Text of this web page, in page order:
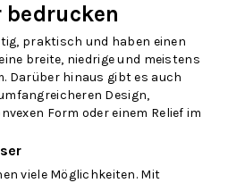
bedrucken
praktisch und haben einen
breite, niedrige und meistens
Darüber hinaus gibt es auch
Design,
Form oder einem Relief im
viele Möglichkeiten. Mit